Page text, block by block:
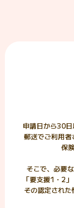
申請日から30
郵送でご利用
保
そこで、必要
「要支援1・2
その認定され